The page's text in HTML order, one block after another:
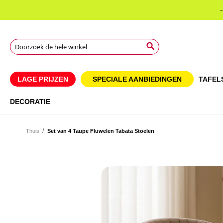
Search
LAGE PRIJZEN SPECIALE AANBIEDINGEN
DECORATIE
Thuis Set van 4 Taupe Fluwelen Tabata Stoelen